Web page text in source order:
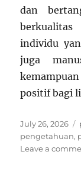
dan
individu
juga
positif bagi
Posted
on
July 26, 2026
pengetahuan,
Leave a